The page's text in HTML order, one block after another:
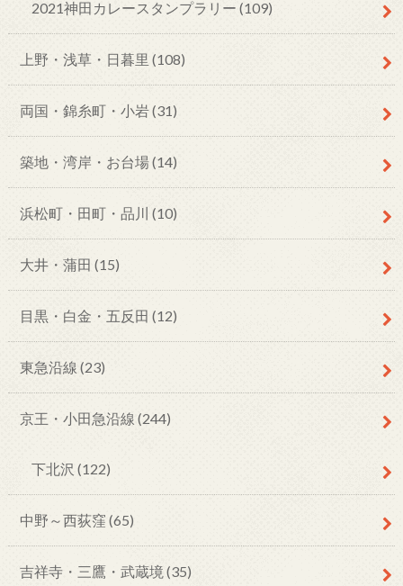
2021神田カレースタンプラリー (109)
上野・浅草・日暮里 (108)
両国・錦糸町・小岩(31)
築地・湾岸・お台場(14)
浜松町・田町・品川 (10)
大井・蒲田 (15)
目黒・白金・五反田 (12)
東急沿線 (23)
京王・小田急沿線 (244)
下北沢 (122)
中野～西荻窪 (65)
吉祥寺・三鷹・武蔵境 (35)